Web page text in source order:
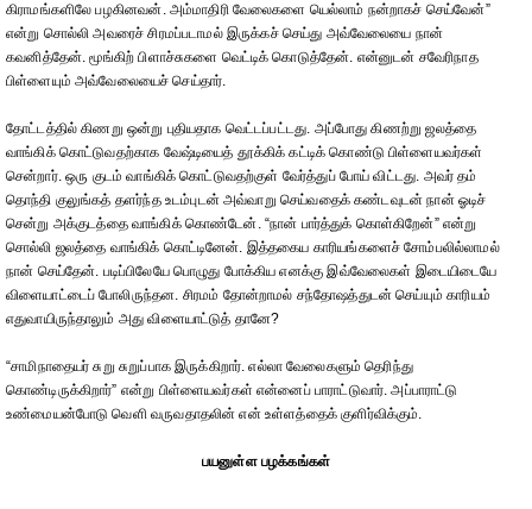
கிராமங்களிலே பழகினவன். அம்மாதிரி வேலைகளை யெல்லாம் நன்றாகச் செய்வேன்”
என்று சொல்லி அவரைச் சிரமப்படாமல் இருக்கச் செய்து அவ்வேலையை நான்
கவனித்தேன். மூங்கிற் பிளாச்சுகளை வெட்டிக் கொடுத்தேன். என்னுடன் சவேரிநாத
பிள்ளையும் அவ்வேலையைச் செய்தார்.
தோட்டத்தில் கிணறு ஒன்று புதியதாக வெட்டப்பட்டது. அப்போது கிணற்று ஜலத்தை
வாங்கிக் கொட்டுவதற்காக வேஷ்டியைத் தூக்கிக் கட்டிக் கொண்டு பிள்ளையவர்கள்
சென்றார். ஒரு குடம் வாங்கிக் கொட்டுவதற்குள் வேர்த்துப் போய் விட்டது. அவர் தம்
தொந்தி குலுங்கத் தளர்ந்த உடம்புடன் அவ்வாறு செய்வதைக் கண்டவுடன் நான் ஓடிச்
சென்று அக்குடத்தை வாங்கிக் கொண்டேன். “நான் பார்த்துக் கொள்கிறேன்” என்று
சொல்லி ஜலத்தை வாங்கிக் கொட்டினேன். இத்தகைய காரியங்களைச் சோம்பலில்லாமல்
நான் செய்தேன். படிப்பிலேயே பொழுது போக்கிய எனக்கு இவ்வேலைகள் இடையிடையே
விளையாட்டைப் போலிருந்தன. சிரமம் தோன்றாமல் சந்தோஷத்துடன் செய்யும் காரியம்
எதுவாயிருந்தாலும் அது விளையாட்டுத் தானே?
“சாமிநாதையர் சுறு சுறுப்பாக இருக்கிறார். எல்லா வேலைகளும் தெரிந்து
கொண்டிருக்கிறார்” என்று பிள்ளையவர்கள் என்னைப் பாராட்டுவார். அப்பாராட்டு
உண்மையன்போடு வெளி வருவதாதலின் என் உள்ளத்தைக் குளிர்விக்கும்.
பயனுள்ள பழக்கங்கள்